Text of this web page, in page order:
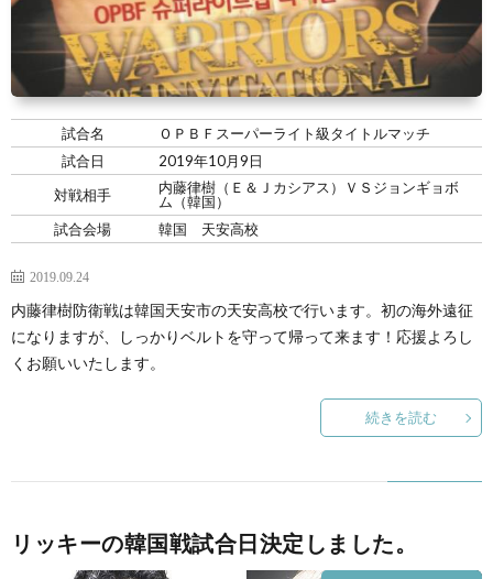
試合名
ＯＰＢＦスーパーライト級タイトルマッチ
試合日
2019年10月9日
対戦相手
内藤律樹（Ｅ＆Ｊカシアス）ＶＳジョンギョボ
ム（韓国）
試合会場
韓国 天安高校
2019.09.24
内藤律樹防衛戦は韓国天安市の天安高校で行います。初の海外遠征
になりますが、しっかりベルトを守って帰って来ます！応援よろし
くお願いいたします。
続きを読む
リッキーの韓国戦試合日決定しました。